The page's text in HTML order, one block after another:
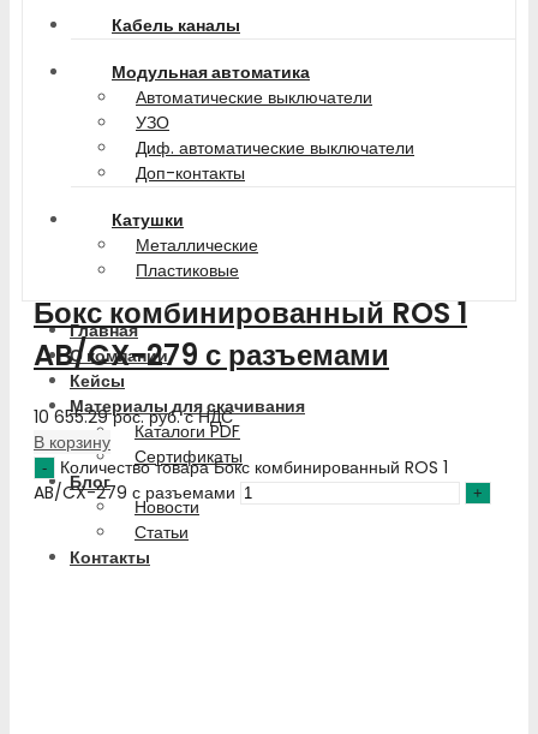
Кабель каналы
Модульная автоматика
Автоматические выключатели
УЗО
Диф. автоматические выключатели
Доп-контакты
Катушки
Металлические
Пластиковые
Главная
О компании
Кейсы
Материалы для скачивания
Каталоги PDF
Сертификаты
Блог
Новости
Статьи
Контакты
Бокс комбинированный ROS 1
AB/CX-279 с разъемами
10 655.29рос. руб.с НДС
В корзину
Количество товара Бокс комбинированный ROS 1
AB/CX-279 с разъемами